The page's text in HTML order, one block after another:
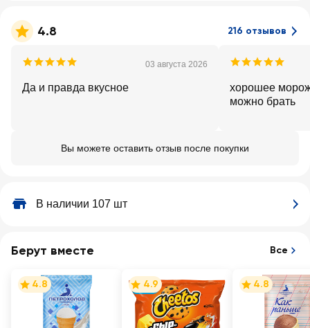
4.8 216 отзывов
03 августа 2026
Да и правда вкусное
хорошее
можно брать
Вы можете оставить отзыв после покупки
В наличии 107 шт
Берут вместе Все
4.8 4.9 4.8